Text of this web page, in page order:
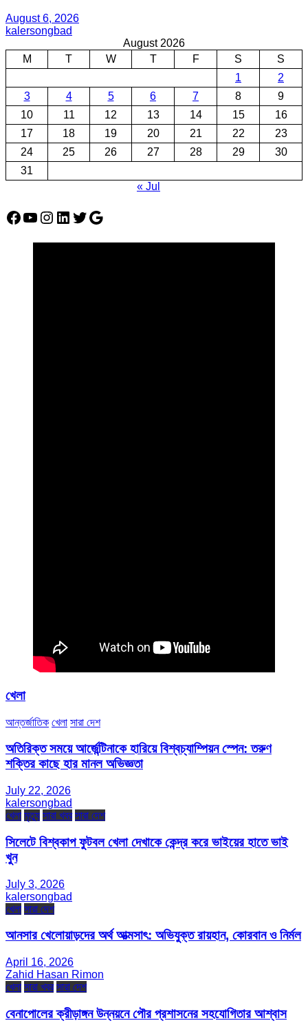
August 6, 2026
kalersongbad
August 2026
M
T W T F S
S
1
2
3
4 5 6 7 8
9
10
11 12 13 14 15
16
17
18 19 20 21 22
23
24
25 26 27 28 29
30
31
« Jul
Facebook
YouTube
Instagram
LinkedIn
Twitter
Google
খেলা
আন্তর্জাতিক খেলা সারা দেশ
অতিরিক্ত সময়ে আর্জেন্টিনাকে হারিয়ে বিশ্বচ্যাম্পিয়ন স্পেন: তরুণ
শক্তির কাছে হার মানল অভিজ্ঞতা
July 22, 2026
kalersongbad
খেলা মৃত্যু সারা খবর সারা দেশ
সিলেটে বিশ্বকাপ ফুটবল খেলা দেখাকে কেন্দ্র করে ভাইয়ের হাতে ভাই
খুন
July 3, 2026
kalersongbad
খেলা সারা দেশ
আনসার খেলোয়াড়দের অর্থ আত্মসাৎ: অভিযুক্ত রায়হান, কোরবান ও নির্মল
April 16, 2026
Zahid Hasan Rimon
খেলা সারা খবর সারা দেশ
বেনাপোলের ক্রীড়াঙ্গন উন্নয়নে পৌর প্রশাসনের সহযোগিতার আশ্বাস